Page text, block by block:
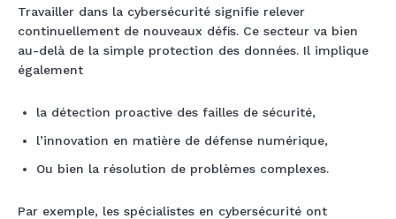
Travailler dans la cybersécurité signifie relever
continuellement de nouveaux défis. Ce secteur va bien
au-delà de la simple protection des données. Il implique
également
la détection proactive des failles de sécurité,
l’innovation en matière de défense numérique,
Ou bien la résolution de problèmes complexes.
Par exemple, les spécialistes en cybersécurité ont